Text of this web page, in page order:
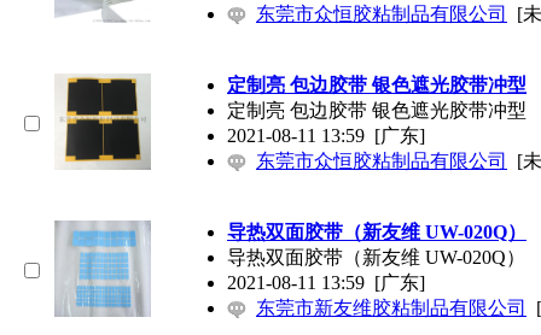
东莞市众恒胶粘制品有限公司
[
定制亮 包边胶带 银色遮光胶带冲型
定制亮 包边胶带 银色遮光胶带冲型
2021-08-11 13:59 [广东]
东莞市众恒胶粘制品有限公司
[
导热双面胶带（新友维 UW-020Q）
导热双面胶带（新友维 UW-020Q）
2021-08-11 13:59 [广东]
东莞市新友维胶粘制品有限公司